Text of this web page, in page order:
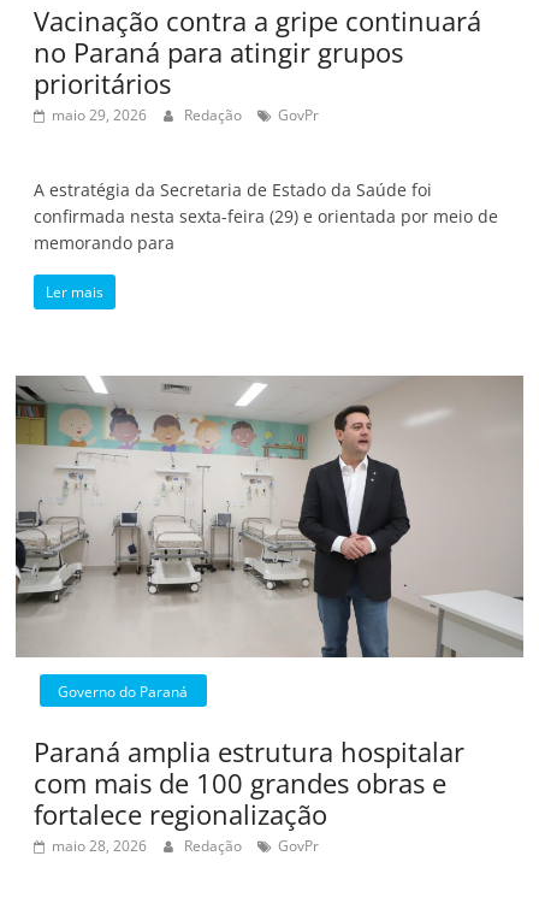
Vacinação contra a gripe continuará
no Paraná para atingir grupos
prioritários
maio 29, 2026 Redação GovPr
A estratégia da Secretaria de Estado da Saúde foi
confirmada nesta sexta-feira (29) e orientada por meio de
memorando para
Ler mais
Governo do Paraná
Paraná amplia estrutura hospitalar
com mais de 100 grandes obras e
fortalece regionalização
maio 28, 2026 Redação GovPr